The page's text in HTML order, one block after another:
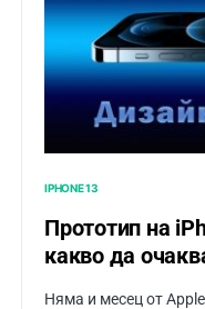
IPHONE 13
Прототип на
какво да
Няма и месец от